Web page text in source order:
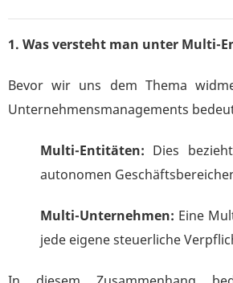
1. Was versteht man unter Multi-
Bevor wir uns dem Thema
Unternehmensmanagements
Multi-Entitäten: Dies
autonomen
Multi-Unternehmen: Eine
jede eigene steuerliche